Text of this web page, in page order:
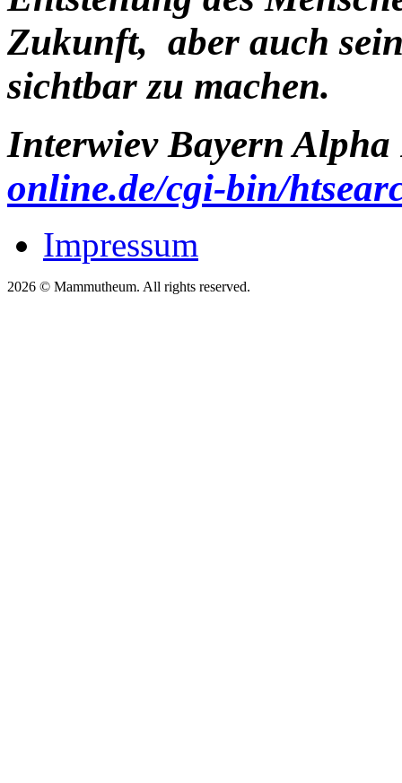
Zukunft, aber auch
sichtbar zu machen.
Interwiev Bayern
online.de/cgi-bin/
Impressum
2026 © Mammutheum. All rights reserved.